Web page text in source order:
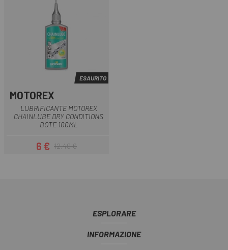
ESAURITO
MOTOREX
LUBRIFICANTE MOTOREX
CHAINLUBE DRY CONDITIONS
BOTE 100ML
Prezzo
6 € Prezzo base
12,49 €
ESPLORARE
INFORMAZIONE